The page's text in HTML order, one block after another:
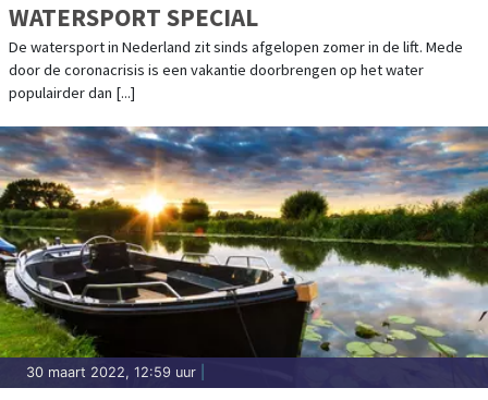
WATERSPORT SPECIAL
De watersport in Nederland zit sinds afgelopen zomer in de lift. Mede
door de coronacrisis is een vakantie doorbrengen op het water
populairder dan [...]
30 maart 2022, 12:59 uur